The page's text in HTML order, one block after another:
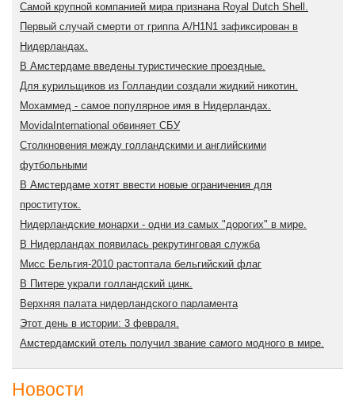
Самой крупной компанией мира признана Royal Dutch Shell.
Первый случай смерти от гриппа A/H1N1 зафиксирован в
Нидерландах.
В Амстердаме введены туристические проездные.
Для курильщиков из Голландии создали жидкий никотин.
Мохаммед - самое популярное имя в Нидерландах.
MovidaInternational обвиняет СБУ
Cтолкновения между голландскими и английскими
футбольными
В Амстердаме хотят ввести новые ограничения для
проституток.
Нидерландские монархи - одни из самых "дорогих" в мире.
В Нидерландах появилась рекрутинговая служба
Мисс Бельгия-2010 растоптала бельгийский флаг
В Питере украли голландский цинк.
Верхняя палата нидерландского парламента
Этот день в истории: 3 февраля.
Амстердамский отель получил звание самого модного в мире.
Новости